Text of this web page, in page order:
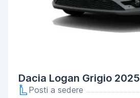
Dacia Logan Grigio 2025
Posti a sedere